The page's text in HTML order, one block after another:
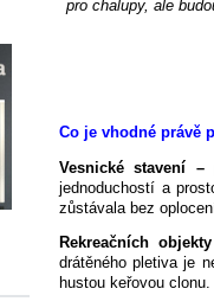
pro chalupy, ale
Co je vhodné právě
Vesnické stavení –
jednoduchostí a
zůstávala bez
Rekreačních
drátěného pletiva je
hustou keřovou